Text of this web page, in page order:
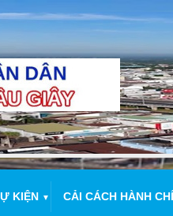
KIỆN ▼ CẢI CÁCH HÀNH